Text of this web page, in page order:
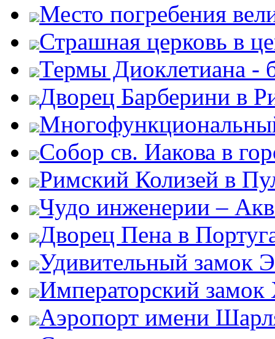
Место погребения
Страшная церковь в
Термы Диоклетиана -
Дворец Барберини в
Собор св. Иакова в
Римский Колизей в
Чудо инженерии –
Дворец Пена в
Удивительный замок
Императорский замок
Аэропорт имени